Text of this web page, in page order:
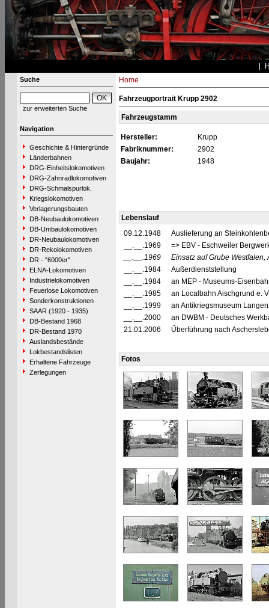
Suche
zur erweiterten Suche
Navigation
Geschichte & Hintergründe
Länderbahnen
DRG-Einheitslokomotiven
DRG-Zahnradlokomotiven
DRG-Schmalspurlok.
Kriegslokomotiven
Verlagerungsbauten
DB-Neubaulokomotiven
DB-Umbaulokomotiven
DR-Neubaulokomotiven
DR-Rekolokomotiven
DR - "6000er"
ELNA-Lokomotiven
Industrielokomotiven
Feuerlose Lokomotiven
Sonderkonstruktionen
SAAR (1920 - 1935)
DB-Bestand 1968
DR-Bestand 1970
Auslandsbestände
Lokbestandslisten
Erhaltene Fahrzeuge
Zerlegungen
Home
Fahrzeugportrait Krupp 2902
Fahrzeugstamm
Hersteller:
Krupp
Fabriknummer:
2902
Baujahr:
1948
Lebenslauf
09.12.1948
Auslieferung an
__.__.1969
=> EBV - Eschweiler
__.__.1969
Einsatz auf Grube Westfalen,
__.__.1984
Außerdienststellung
__.__.1984
an MEP - Museums-
__.__.1985
an Localbahn Aischgrund e.
__.__.1999
an Antikriegsmuseum
__.__.2000
an DWBM - Deutsches
21.01.2006
Überführung nach
Fotos